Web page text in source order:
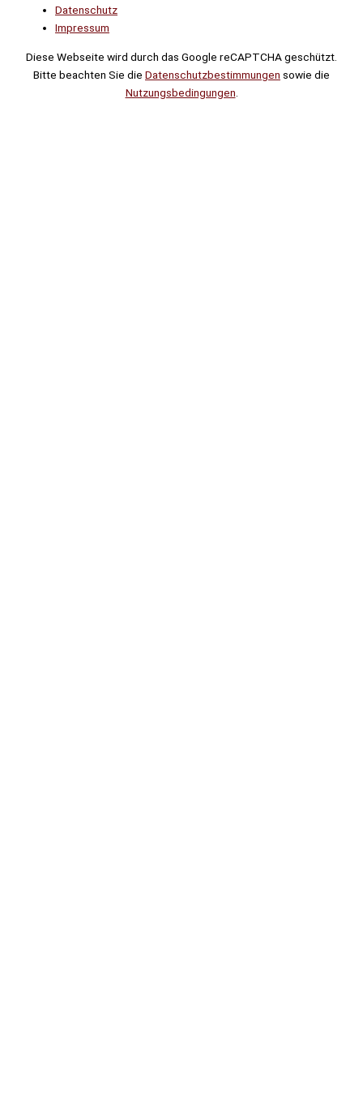
Datenschutz
Impressum
Diese Webseite wird durch das Google reCAPTCHA geschützt.
Bitte beachten Sie die Datenschutzbestimmungen sowie die
Nutzungsbedingungen